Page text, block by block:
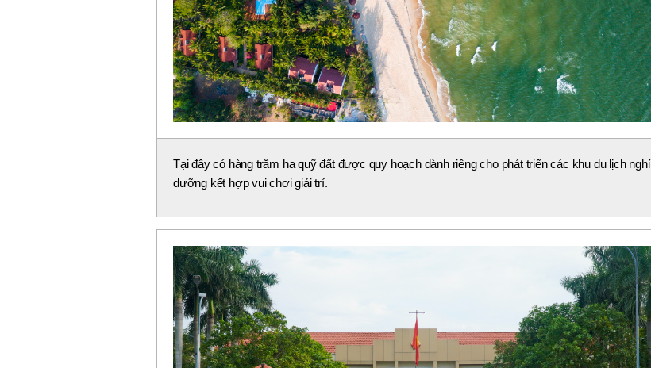
Tại đây có hàng trăm ha quỹ đất được quy hoạch dành riêng cho phát triển các khu du lịch nghỉ
dưỡng kết hợp vui chơi giải trí.